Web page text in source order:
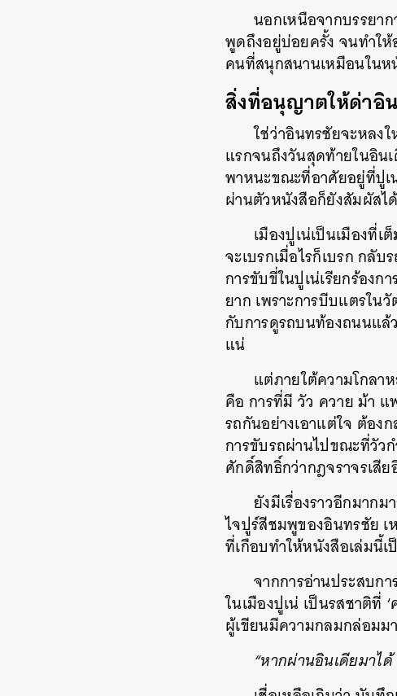
นอกเหนือจากบรรยา
พูดถึงอยู่บ่อยครั้ง จนทำให้
คนที่สนุกสนานเหมือนในห
สิ่งที่อนุญาตให้ด่าอิน
ใช่ว่าอินทรชัยจะหลง
แรกจนถึงวันสุดท้ายในอิน
พาหนะขณะที่อาศัยอยู่ที่ปูเ
ผ่านตัวหนังสือก็ยังสัมผัสไ
เมืองปูเน่เป็นเมืองที่
จะเบรกเมื่อไรก็เบรก กลั
การขับขี่ในปูเน่เรียกร้อง
ยาก เพราะการบีบแตรใน
กับการดูรถบนท้องถนนแล้
แน่
แต่ภายใต้ความโกลา
คือ การที่มี วัว ควาย ม้า
รถกันอย่างเอาแต่ใจ ต้อง
การขับรถผ่านไปขณะที่วัว
ศักดิ์สิทธิ์กว่ากฎจราจรเสีย
ยังมีเรื่องราวอีกมาก
ไจปูร์สีชมพูของอินทรชัย
ที่เกือบทำให้หนังสือเล่มนี้
จากการอ่านประสบ
ในเมืองปูเน่ เป็นรสชาติที่
ผู้เขียนมีความกลมกล่อมม
“หากผ่านอินเดียมาไ